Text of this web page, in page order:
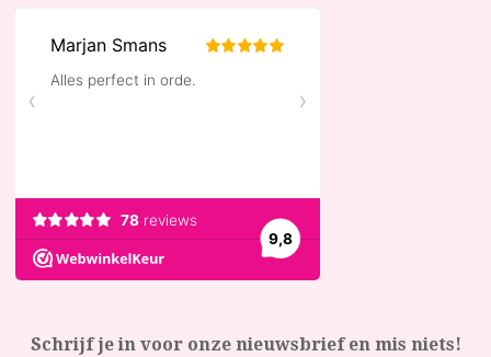
t
a
e
b
Schrijf je in voor onze nieuwsbrief en mis niets!